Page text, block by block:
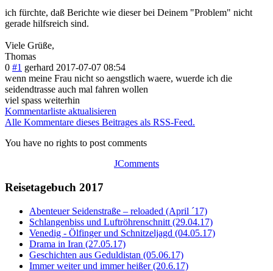
ich fürchte, daß Berichte wie dieser bei Deinem "Problem" nicht
gerade hilfsreich sind.
Viele Grüße,
Thomas
0 #1 gerhard 2017-07-07 08:54
wenn meine Frau nicht so aengstlich waere, wuerde ich die
seidendtrasse auch mal fahren wollen
viel spass weiterhin
Kommentarliste aktualisieren
Alle Kommentare dieses Beitrages als RSS-Feed.
You have no rights to post comments
JComments
Reisetagebuch 2017
Abenteuer Seidenstraße – reloaded (April ´17)
Schlangenbiss und Luftröhrenschnitt (29.04.17)
Venedig - Ölfinger und Schnitzeljagd (04.05.17)
Drama in Iran (27.05.17)
Geschichten aus Geduldistan (05.06.17)
Immer weiter und immer heißer (20.6.17)